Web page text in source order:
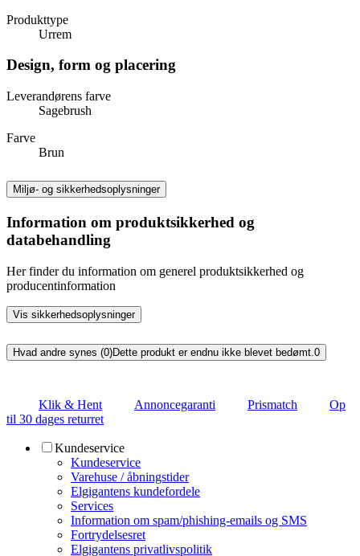
Produkttype
Urrem
Design, form og placering
Leverandørens farve
Sagebrush
Farve
Brun
Miljø- og sikkerhedsoplysninger
Information om produktsikkerhed og
databehandling
Her finder du information om generel produktsikkerhed og
producentinformation
Vis sikkerhedsoplysninger
Hvad andre synes (0)Dette produkt er endnu ikke blevet bedømt. 0
Klik & Hent Annoncegaranti Prismatch
Op
til 30 dages returret
Kundeservice
Kundeservice
Varehuse / åbningstider
Elgigantens kundefordele
Services
Information om spam/phishing-emails og SMS
Fortrydelsesret
Elgigantens privatlivspolitik